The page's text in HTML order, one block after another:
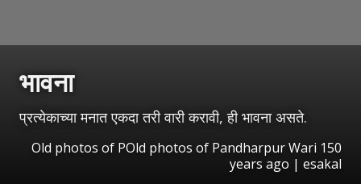
भावना
प्रत्येकाच्या मनात एकदा तरी वारी करावी, ही भावना असते.
Old photos of POld photos of Pandharpur Wari 150
years ago | esakal